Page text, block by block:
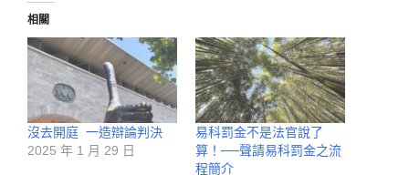
相關
沒去開庭 一造辯論判決
2025 年 1 月 29 日
易科罰金不是法官說了
算！──聲請易科罰金之流
程簡介